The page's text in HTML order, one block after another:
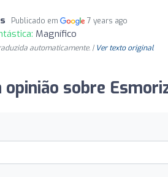
Publicado em 7 years ago
Magnífico
automaticamente. | Ver texto original
opinião sobre